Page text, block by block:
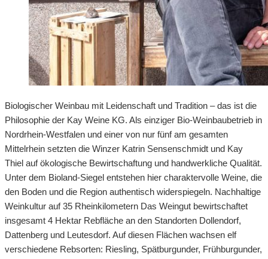
Biologischer Weinbau mit Leidenschaft und Tradition – das ist die
Philosophie der Kay Weine KG. Als einziger Bio-Weinbaubetrieb in
Nordrhein-Westfalen und einer von nur fünf am gesamten
Mittelrhein setzten die Winzer Katrin Sensenschmidt und Kay
Thiel auf ökologische Bewirtschaftung und handwerkliche Qualität.
Unter dem Bioland-Siegel entstehen hier charaktervolle Weine, die
den Boden und die Region authentisch widerspiegeln. Nachhaltige
Weinkultur auf 35 Rheinkilometern Das Weingut bewirtschaftet
insgesamt 4 Hektar Rebfläche an den Standorten Dollendorf,
Dattenberg und Leutesdorf. Auf diesen Flächen wachsen elf
verschiedene Rebsorten: Riesling, Spätburgunder, Frühburgunder,